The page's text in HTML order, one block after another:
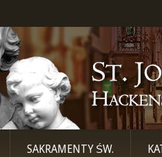
SAKRAMENTY ŚW.